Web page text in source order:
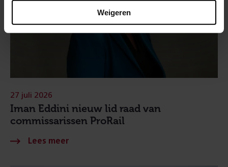
Weigeren
Iman Eddini nieuw lid raad van
commissarissen ProRail
27 juli 2026